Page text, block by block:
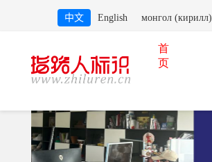
中文 English монгол (кирилл)
首
页